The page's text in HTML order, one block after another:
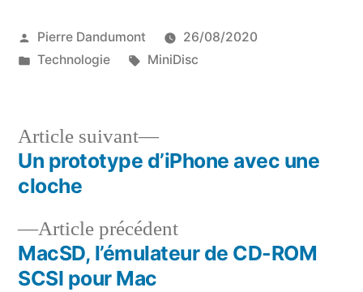
Publié
par
Pierre Dandumont
26/08/2020
Publié
Technologie Étiquettes :
MiniDisc
Navigation
l’article
Article précédentArticle
précédent :
MacSD, l’émulateur de CD-ROM
SCSI pour Mac
Article suivant
Article
suivant :
Un prototype d’iPhone avec une
cloche